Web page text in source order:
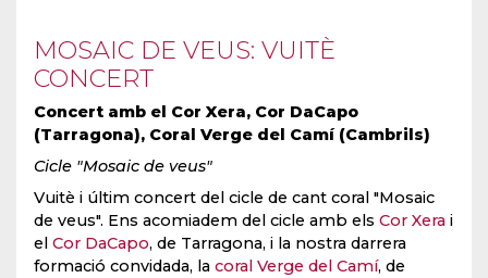
MOSAIC DE VEUS: VUITÈ
CONCERT
Concert amb el Cor Xera, Cor DaCapo
(Tarragona), Coral Verge del Camí (Cambrils)
Cicle "Mosaic de veus"
Vuitè i últim concert del cicle de cant coral "Mosaic
de veus". Ens acomiadem del cicle amb els Cor Xera i
el Cor DaCapo, de Tarragona, i la nostra darrera
formació convidada, la coral Verge del Camí, de